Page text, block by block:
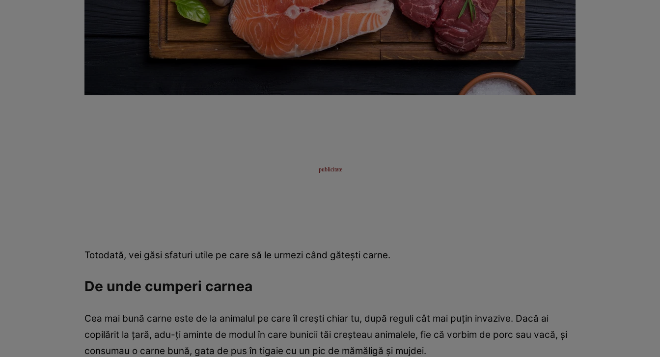
Totodată, vei găsi sfaturi utile pe care să le urmezi când gătești carne.
De unde cumperi carnea
Cea mai bună carne este de la animalul pe care îl crești chiar tu, după reguli cât mai puțin invazive. Dacă ai
copilărit la țară, adu-ți aminte de modul în care bunicii tăi creșteau animalele, fie că vorbim de porc sau vacă, și
consumau o carne bună, gata de pus în tigaie cu un pic de mămăligă și mujdei.